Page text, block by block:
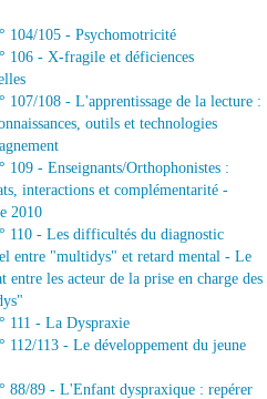
104/105 - Psychomotricité
106 - X-fragile et déficiences
107/108 - L'apprentissage de la lecture :
outils et technologies
109 - Enseignants/Orthophonistes :
interactions et complémentarité -
2010
110 - Les difficultés du diagnostic
entre "multidys" et retard mental - Le
entre les acteur de la prise en charge des
111 - La Dyspraxie
112/113 - Le développement du jeune
88/89 - L'Enfant dyspraxique : repérer